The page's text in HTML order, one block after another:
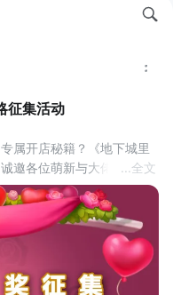
征集活动
属开店秘籍？《地下城里
邀各位萌新与大佬踊跃参
后可参与人气评选，赢取
子中，评选出：
全文